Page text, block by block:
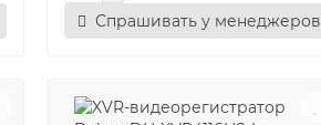
Спрашивать у менеджеров